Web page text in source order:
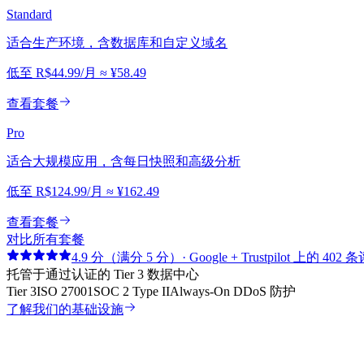
Standard
适合生产环境，含数据库和自定义域名
低至 R$44.99/月 ≈ ¥58.49
查看套餐
Pro
适合大规模应用，含每日快照和高级分析
低至 R$124.99/月 ≈ ¥162.49
查看套餐
对比所有套餐
4.9 分（满分 5 分）· Google + Trustpilot 上的 402 条
托管于通过认证的 Tier 3 数据中心
Tier 3ISO 27001 SOC 2 Type IIAlways-On DDoS 防护
了解我们的基础设施